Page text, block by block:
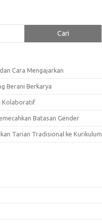
Cari
Cara Mengajarkan
Berani Berkarya
Kolaboratif
Batasan Gender
Tarian Tradisional ke Kurikulum